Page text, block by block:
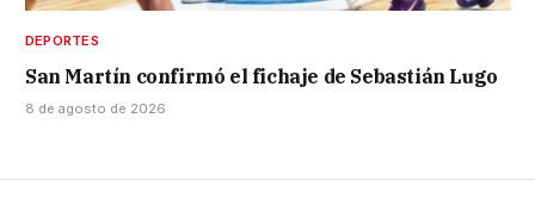
DEPORTES
San Martín confirmó el fichaje de Sebastián Lugo
8 de agosto de 2026